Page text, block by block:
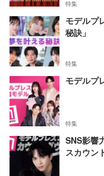
特集
モデルプ
秘訣」
特集
モデルプ
特集
SNS影響
スカウン